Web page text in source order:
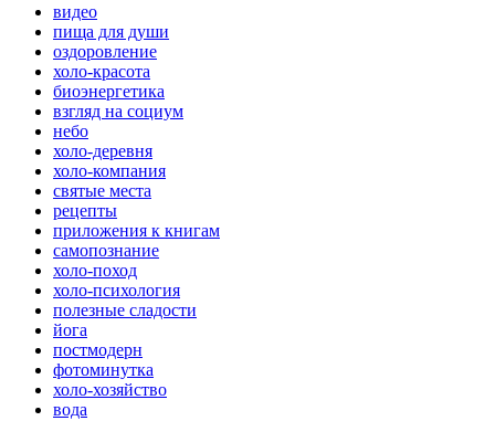
видео
пища для души
оздоровление
холо-красота
биоэнергетика
взгляд на социум
небо
холо-деревня
холо-компания
святые места
рецепты
приложения к книгам
самопознание
холо-поход
холо-психология
полезные сладости
йога
постмодерн
фотоминутка
холо-хозяйство
вода